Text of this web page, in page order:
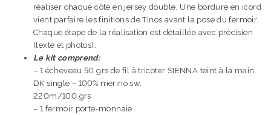
réaliser chaque côté en jersey double. Une bordure en icord
vient parfaire les finitions de Tinos avant la pose du fermoir.
Chaque étape de la réalisation est détaillée avec précision
(texte et photos).
Le kit comprend:
– 1 écheveau 50 grs de fil à tricoter SIENNA teint à la main.
DK single – 100% merino sw.
220m/100 grs
– 1 fermoir porte-monnaie